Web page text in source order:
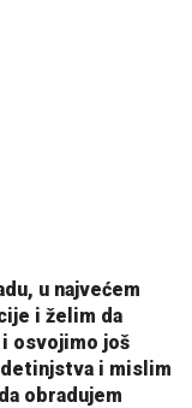
u najvećem
i želim da
osvojimo još
i mislim
obradujem